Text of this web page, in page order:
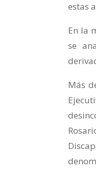
estas
En la
se
Más